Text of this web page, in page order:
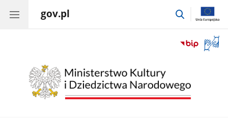
gov.pl
przejdź
okno